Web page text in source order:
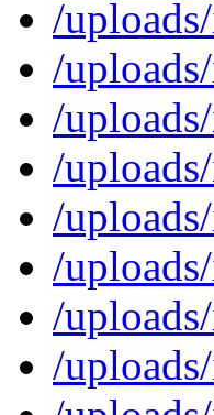
/
/
/
/
/
/
/
/